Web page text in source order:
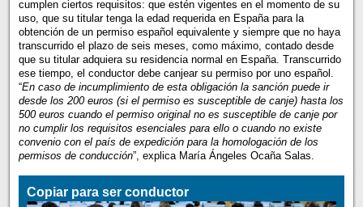
cumplen ciertos requisitos: que estén vigentes en el momento de su
uso, que su titular tenga la edad requerida en España para la
obtención de un permiso español equivalente y siempre que no haya
transcurrido el plazo de seis meses, como máximo, contado desde
que su titular adquiera su residencia normal en España. Transcurrido
ese tiempo, el conductor debe canjear su permiso por uno español.
“En caso de incumplimiento de esta obligación la sanción puede ir
desde los 200 euros (si el permiso es susceptible de canje) hasta los
500 euros cuando el permiso original no es susceptible de canje por
no cumplir los requisitos esenciales para ello o cuando no existe
convenio con el país de expedición para la homologación de los
permisos de conducción”, explica María Ángeles Ocaña Salas.
Copiar para ser conductor